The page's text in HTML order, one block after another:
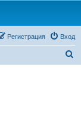
Вход
Регистрация